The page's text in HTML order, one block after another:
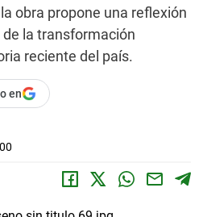
obra propone una reflexión
la transformación
reciente del país.
en